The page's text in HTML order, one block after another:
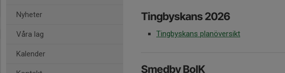
Nyheter
Våra lag
Kalender
Tingbyskans 2026
Tingbyskans planöversikt
Smedby BoIK